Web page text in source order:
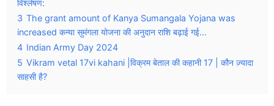
विश्लेषण:
3 The grant amount of Kanya Sumangala Yojana was
increased कन्या सुमंगला योजना की अनुदान राशि बढ़ाई गई...
4 Indian Army Day 2024
5 Vikram vetal 17vi kahani |विक्रम बेताल की कहानी 17 | कौन ज़्यादा
साहसी है?